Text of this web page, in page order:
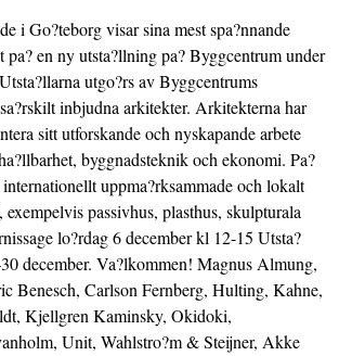
i Go?teborg visar sina mest spa?nnande
pa? en ny utsta?llning pa? Byggcentrum under
utgo?rs av Byggcentrums
inbjudna arkitekter. Arkitekterna har
sitt utforskande och nyskapande arbete
byggnadsteknik och ekonomi. Pa?
uppma?rksammade och lokalt
passivhus, plasthus, skulpturala
lo?rdag 6 december kl 12-15 Utsta?
december. Va?lkommen! Magnus Almung,
Benesch, Carlson Fernberg, Hulting, Kahne,
Kjellgren Kaminsky, Okidoki,
Unit, Wahlstro?m & Steijner, Akke